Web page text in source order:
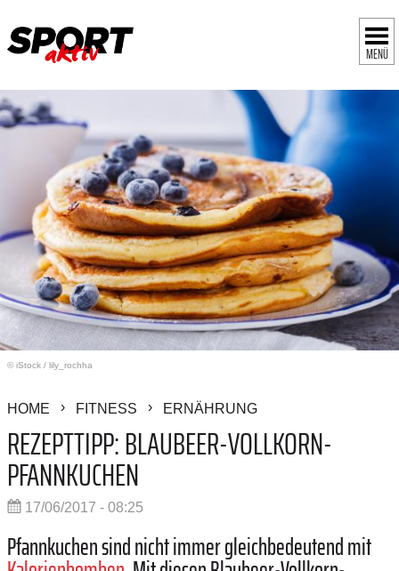
MENÜ
© iStock / lily_rochha
HOME FITNESS ERNÄHRUNG
REZEPTTIPP: BLAUBEER-VOLLKORN-
PFANNKUCHEN
17/06/2017 - 08:25
Pfannkuchen sind nicht immer gleichbedeutend mit